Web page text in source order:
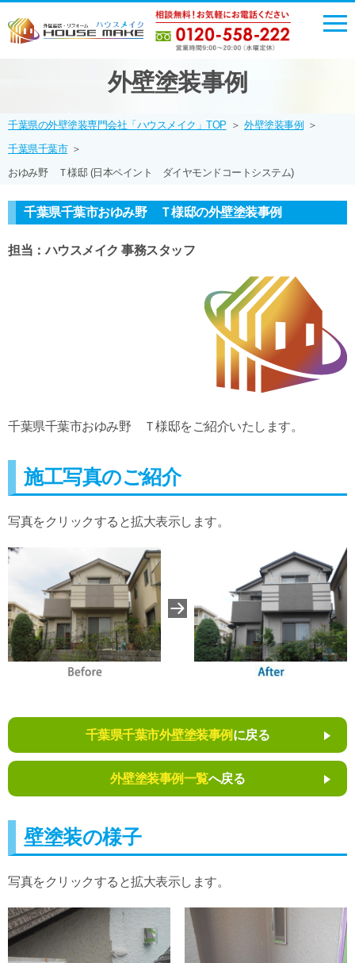
外壁塗装事例
千葉県の外壁塗装専門会社「ハウスメイク」TOP ＞ 外壁塗装事例
＞
千葉県千葉市 ＞
おゆみ野 Ｔ様邸 (日本ペイント ダイヤモンドコートシステム)
千葉県千葉市おゆみ野 Ｔ様邸の外壁塗装事例
担当：ハウスメイク 事務スタッフ
千葉県千葉市おゆみ野 Ｔ様邸をご紹介いたします。
施工写真のご紹介
写真をクリックすると拡大表示します。
千葉県千葉市外壁塗装事例 に戻る
外壁塗装事例一覧へ戻る
壁塗装の様子
写真をクリックすると拡大表示します。